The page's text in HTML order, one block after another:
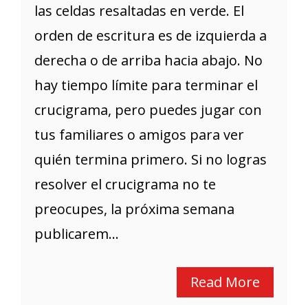
las celdas resaltadas en verde. El
orden de escritura es de izquierda a
derecha o de arriba hacia abajo. No
hay tiempo límite para terminar el
crucigrama, pero puedes jugar con
tus familiares o amigos para ver
quién termina primero. Si no logras
resolver el crucigrama no te
preocupes, la próxima semana
publicarem...
Read More